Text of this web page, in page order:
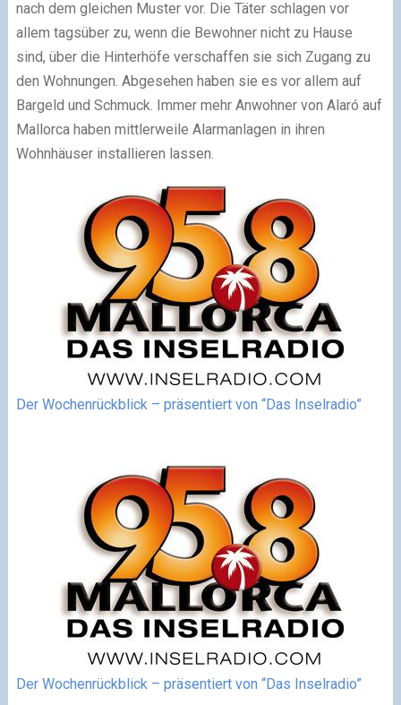
nach dem gleichen Muster vor. Die Täter schlagen vor
allem tagsüber zu, wenn die Bewohner nicht zu Hause
sind, über die Hinterhöfe verschaffen sie sich Zugang zu
den Wohnungen. Abgesehen haben sie es vor allem auf
Bargeld und Schmuck. Immer mehr Anwohner von Alaró auf
Mallorca haben mittlerweile Alarmanlagen in ihren
Wohnhäuser installieren lassen.
Der Wochenrückblick – präsentiert von “Das Inselradio”
Der Wochenrückblick – präsentiert von “Das Inselradio”